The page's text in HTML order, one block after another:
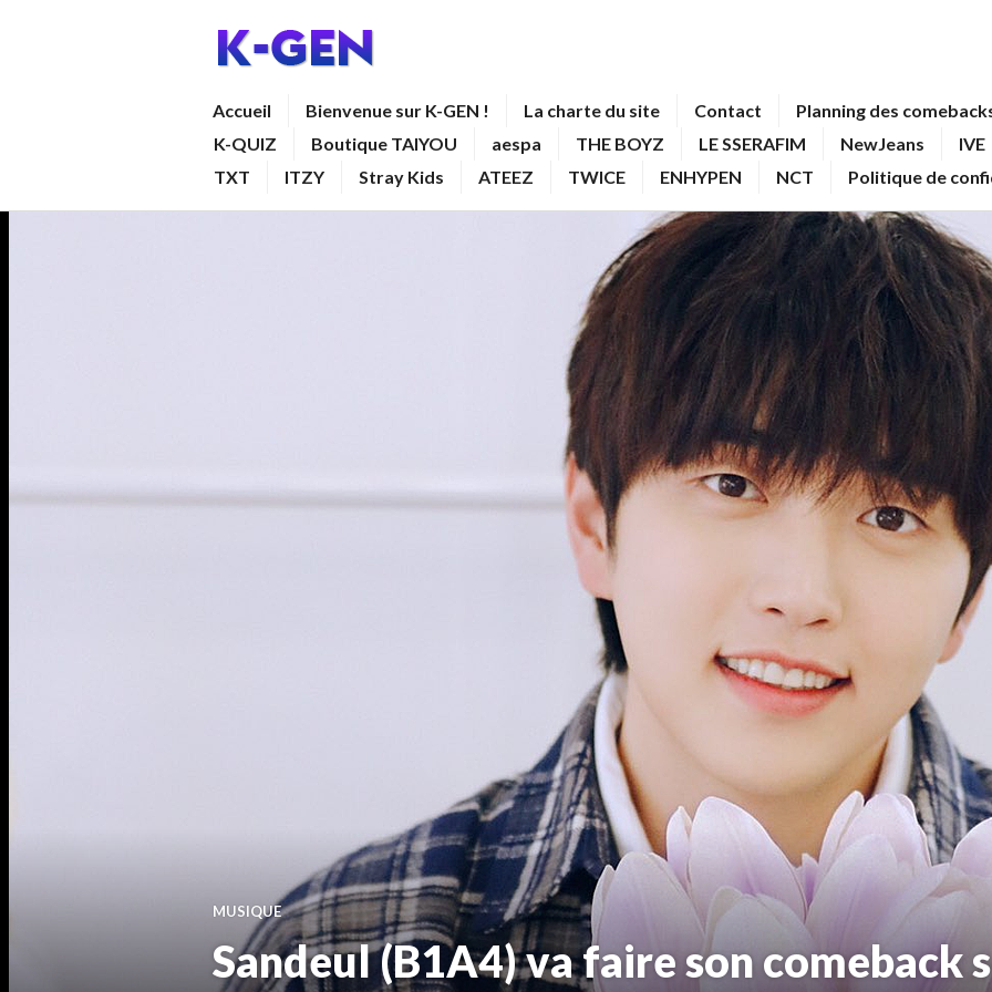
Accueil Bienvenue sur K-GEN ! La charte du site Contact
Planning des
K-QUIZ
Boutique TAIYOU aespa THE BOYZ LE SSERAFIM NewJeans
IVE
TXT
ITZY Stray Kids ATEEZ TWICE ENHYPEN NCT Politique de
MUSIQUE
Sandeul (B1A4) va faire son comeback